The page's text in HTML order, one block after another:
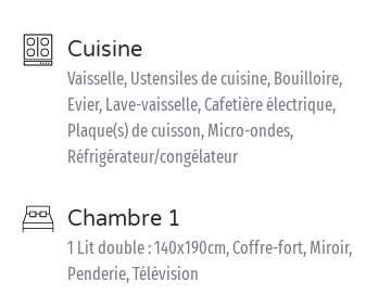
Cuisine
Vaisselle, Ustensiles de cuisine, Bouilloire,
Evier, Lave-vaisselle, Cafetière électrique,
Plaque(s) de cuisson, Micro-ondes,
Réfrigérateur/congélateur
Chambre 1
1 Lit double : 140x190cm, Coffre-fort, Miroir,
Penderie, Télévision